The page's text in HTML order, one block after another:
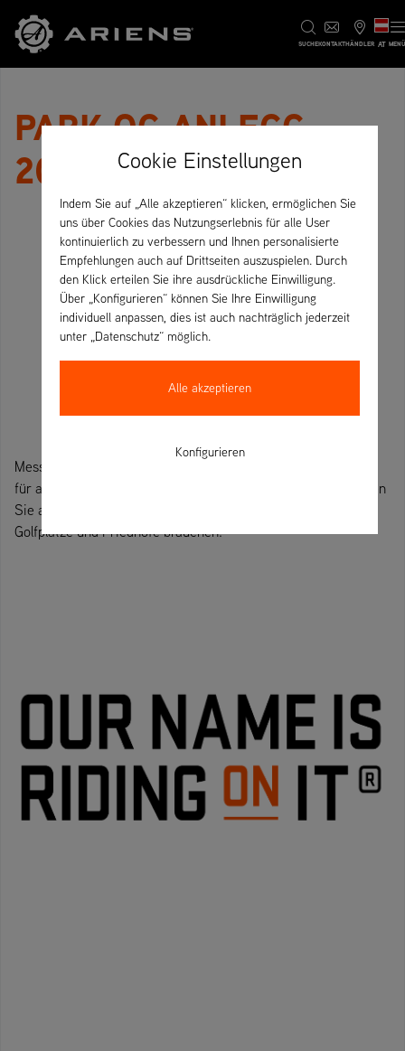
SUCHEKONTAKTHÄNDLER AT MENÜ
PARK OG ANLEGG
2024
Messe für Park-, Bau- und Kommunaltechnik - ein Treffpunkt
für alle, die in der Park- und Baubranche tätig sind. Hier finden
Sie alles, was Sie für Parks und Grünanlagen, Sportanlagen,
Golfplätze und Friedhöfe brauchen.
Cookie Einstellungen
Indem Sie auf „Alle akzeptieren“ klicken, ermöglichen Sie
uns über Cookies das Nutzungserlebnis für alle User
kontinuierlich zu verbessern und Ihnen personalisierte
Empfehlungen auch auf Drittseiten auszuspielen. Durch
den Klick erteilen Sie ihre ausdrückliche Einwilligung.
Über „Konfigurieren“ können Sie Ihre Einwilligung
individuell anpassen, dies ist auch nachträglich jederzeit
unter „Datenschutz“ möglich.
Alle akzeptieren
Konfigurieren